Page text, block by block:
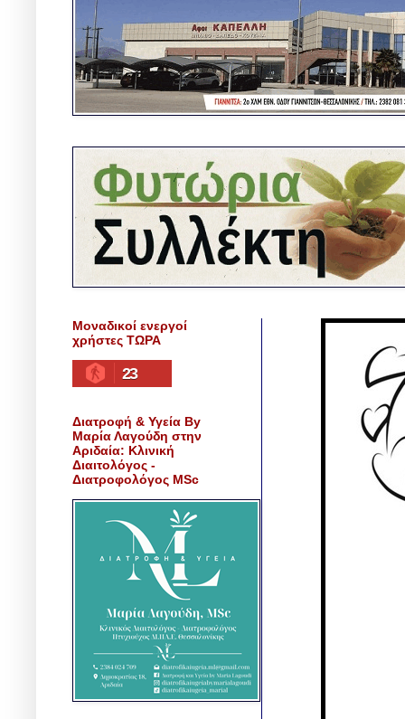
Μοναδικοί ενεργοί
χρήστες ΤΩΡΑ
23
Διατροφή & Υγεία By
Μαρία Λαγούδη στην
Αριδαία: Κλινική
Διαιτολόγος -
Διατροφολόγος MSc